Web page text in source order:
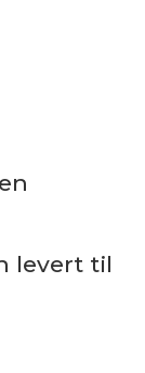
levert til